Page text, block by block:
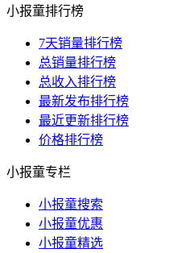
小报童排行榜
7天销量排行榜
总销量排行榜
总收入排行榜
最新发布排行榜
最近更新排行榜
价格排行榜
小报童专栏
小报童搜索
小报童优惠
小报童精选